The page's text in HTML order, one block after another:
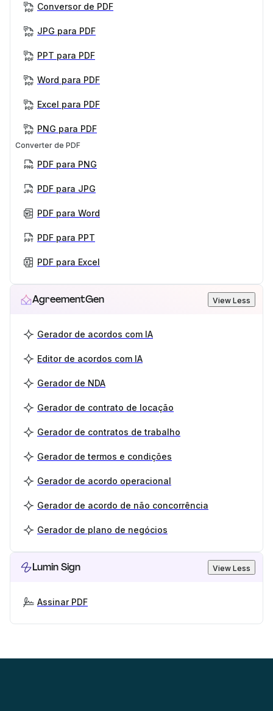
Conversor de PDF
JPG para PDF
PPT para PDF
Word para PDF
Excel para PDF
PNG para PDF
Converter de PDF
PDF para PNG
PDF para JPG
PDF para Word
PDF para PPT
PDF para Excel
AgreementGen View Less
Gerador de acordos com IA
Editor de acordos com IA
Gerador de NDA
Gerador de contrato de locação
Gerador de contratos de trabalho
Gerador de termos e condições
Gerador de acordo operacional
Gerador de acordo de não concorrência
Gerador de plano de negócios
Lumin Sign View Less
Assinar PDF